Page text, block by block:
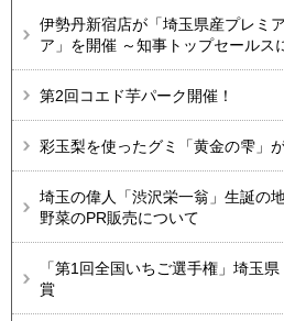
伊勢丹新宿店が「埼玉県産プレミ
ア」を開催 ～知事トップセールス
第2回コエド芋パーク開催！
彩玉梨を使ったグミ「黄金の雫」
埼玉の偉人「渋沢栄一翁」生誕の
野菜のPR販売について
「第1回全国いちご選手権」埼玉
賞